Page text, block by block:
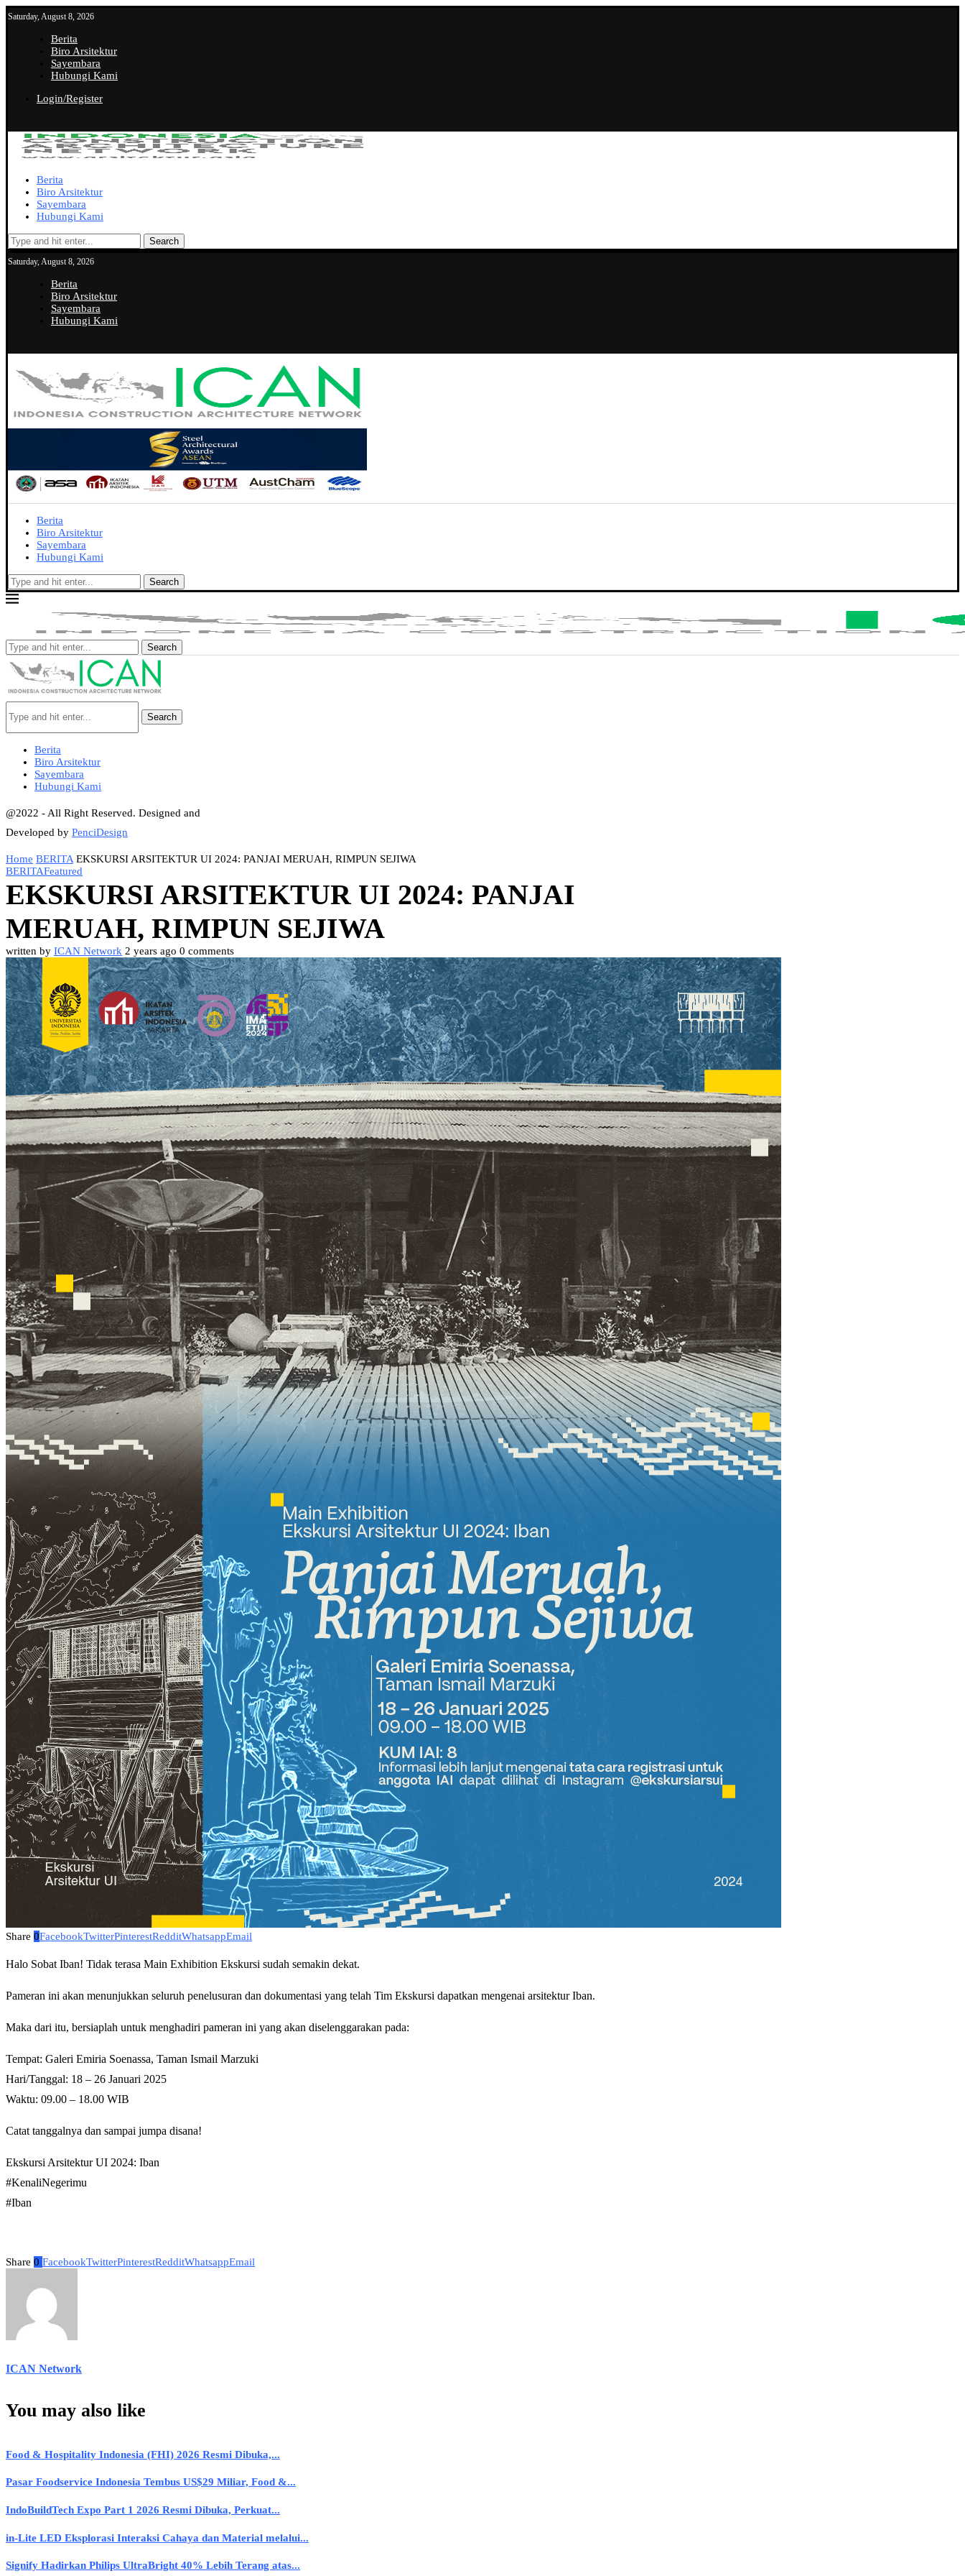
Saturday, August 8, 2026
Berita
Biro Arsitektur
Sayembara
Hubungi Kami
Login/Register
Berita
Biro Arsitektur
Sayembara
Hubungi Kami
Search
Saturday, August 8, 2026
Berita
Biro Arsitektur
Sayembara
Hubungi Kami
Berita
Biro Arsitektur
Sayembara
Hubungi Kami
Search
Search
Search
Berita
Biro Arsitektur
Sayembara
Hubungi Kami
@2022 - All Right Reserved. Designed and
Developed by PenciDesign
Home BERITA EKSKURSI ARSITEKTUR UI 2024: PANJAI MERUAH, RIMPUN SEJIWA
BERITAFeatured
EKSKURSI ARSITEKTUR UI 2024: PANJAI
MERUAH, RIMPUN SEJIWA
written by ICAN Network 2 years ago 0 comments
Share 0FacebookTwitterPinterestRedditWhatsappEmail
Halo Sobat Iban! Tidak terasa Main Exhibition Ekskursi sudah semakin dekat.
Pameran ini akan menunjukkan seluruh penelusuran dan dokumentasi yang telah Tim Ekskursi dapatkan mengenai arsitektur Iban.
Maka dari itu, bersiaplah untuk menghadiri pameran ini yang akan diselenggarakan pada:
Tempat: Galeri Emiria Soenassa, Taman Ismail Marzuki
Hari/Tanggal: 18 – 26 Januari 2025
Waktu: 09.00 – 18.00 WIB
Catat tanggalnya dan sampai jumpa disana!
Ekskursi Arsitektur UI 2024: Iban
#KenaliNegerimu
#Iban
Share 0 FacebookTwitterPinterestRedditWhatsappEmail
ICAN Network
You may also like
Food & Hospitality Indonesia (FHI) 2026 Resmi Dibuka,...
Pasar Foodservice Indonesia Tembus US$29 Miliar, Food &...
IndoBuildTech Expo Part 1 2026 Resmi Dibuka, Perkuat...
in-Lite LED Eksplorasi Interaksi Cahaya dan Material melalui...
Signify Hadirkan Philips UltraBright 40% Lebih Terang atas...